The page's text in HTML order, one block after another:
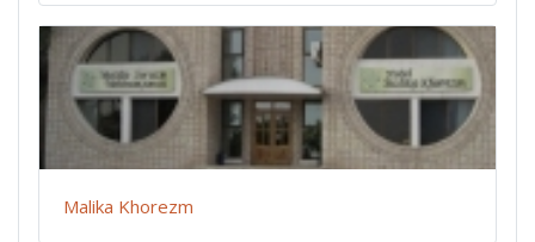
Malika Khorezm